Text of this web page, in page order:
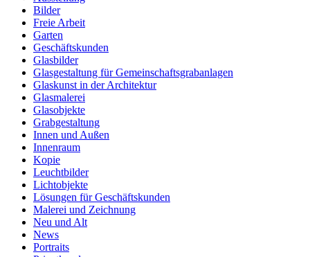
Bilder
Freie Arbeit
Garten
Geschäftskunden
Glasbilder
Glasgestaltung für Gemeinschaftsgrabanlagen
Glaskunst in der Architektur
Glasmalerei
Glasobjekte
Grabgestaltung
Innen und Außen
Innenraum
Kopie
Leuchtbilder
Lichtobjekte
Lösungen für Geschäftskunden
Malerei und Zeichnung
Neu und Alt
News
Portraits